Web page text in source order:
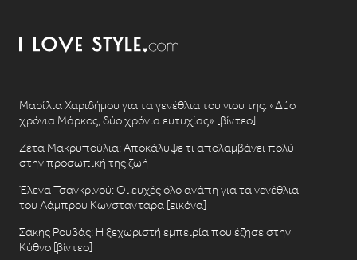
Μαρίλια Χαριδήμου για τα γενέθλια του γιου της: «Δύο
χρόνια Μάρκος, δύο χρόνια ευτυχίας» [βίντεο]
Ζέτα Μακρυπούλια: Αποκάλυψε τι απολαμβάνει πολύ
στην προσωπική της ζωή
Έλενα Τσαγκρινού: Οι ευχές όλο αγάπη για τα γενέθλια
του Λάμπρου Κωνσταντάρα [εικόνα]
Σάκης Ρουβάς: Η ξεχωριστή εμπειρία που έζησε στην
Κύθνο [βίντεο]